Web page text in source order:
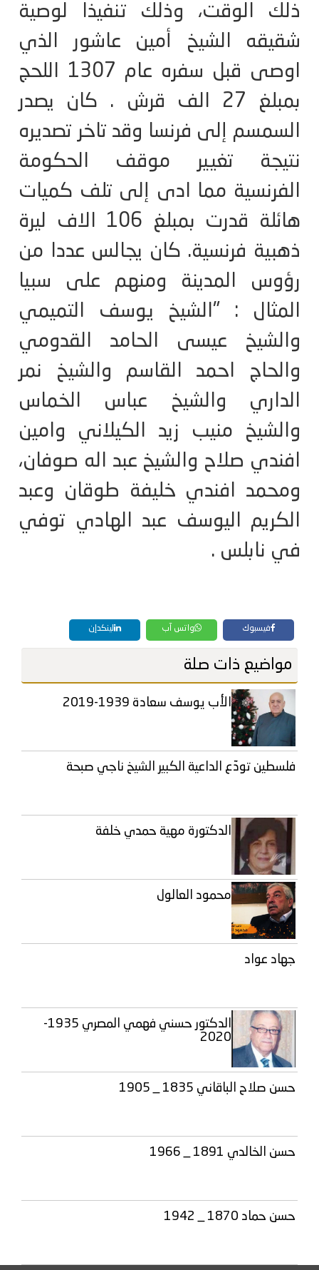
ذلك الوقت، وذلك تنفيذا لوصية
شقيقه الشيخ أمين عاشور الذي
اوصى قبل سفره عام 1307 اللحج
بمبلغ 27 الف قرش . كان يصدر
السمسم إلى فرنسا وقد تاخر تصديره
نتيجة تغيير موقف الحكومة
الفرنسية مما ادى إلى تلف كميات
هائلة قدرت بمبلغ 106 الاف ليرة
ذهبية فرنسية. كان يجالس عددا من
رؤوس المدينة ومنهم على سبيا
المثال : "الشيخ يوسف التميمي
والشيخ عيسى الحامد القدومي
والحاج احمد القاسم والشيخ نمر
الداري والشيخ عباس الخماس
والشيخ منيب زيد الكيلاني وامين
افندي صلاح والشيخ عبد اله صوفان،
ومحمد افندي خليفة طوقان وعبد
الكريم اليوسف عبد الهادي توفي
في نابلس .
فيسبوك واتس آب لينكدإن
مواضيع ذات صلة
الأب يوسف سعادة 1939-2019
فلسطين تودّع الداعية الكبير الشيخ ناجي صبحة
الدكتورة مهية حمدي خلفة
محمود العالول
جهاد عواد
الدكتور حسني فهمي المصري 1935-
2020
حسن صلاح الباقاني 1835 _ 1905
حسن الخالدي 1891 _ 1966
حسن حماد 1870 _ 1942